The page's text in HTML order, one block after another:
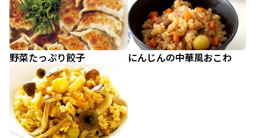
野菜たっぷり餃子 にんじんの中華風おこわ